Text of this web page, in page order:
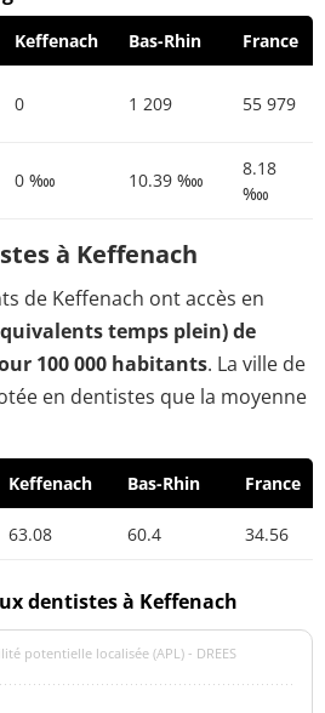
Keffenach Bas-Rhin France
0 1 209 55 979
0 ‱ 10.39 ‱
8.18
‱
à Keffenach
de Keffenach ont accès en
temps plein) de
100 000 habitants. La ville de
en dentistes que la moyenne
Keffenach Bas-Rhin France
63.08 60.4 34.56
dentistes à Keffenach
potentielle localisée (APL) - DREES